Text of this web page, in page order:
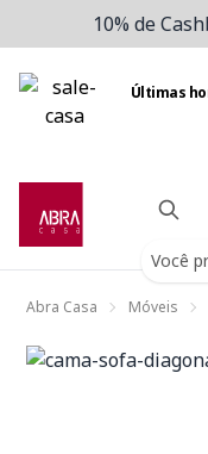
10% de
Últimas
Você
Abra Casa Móveis